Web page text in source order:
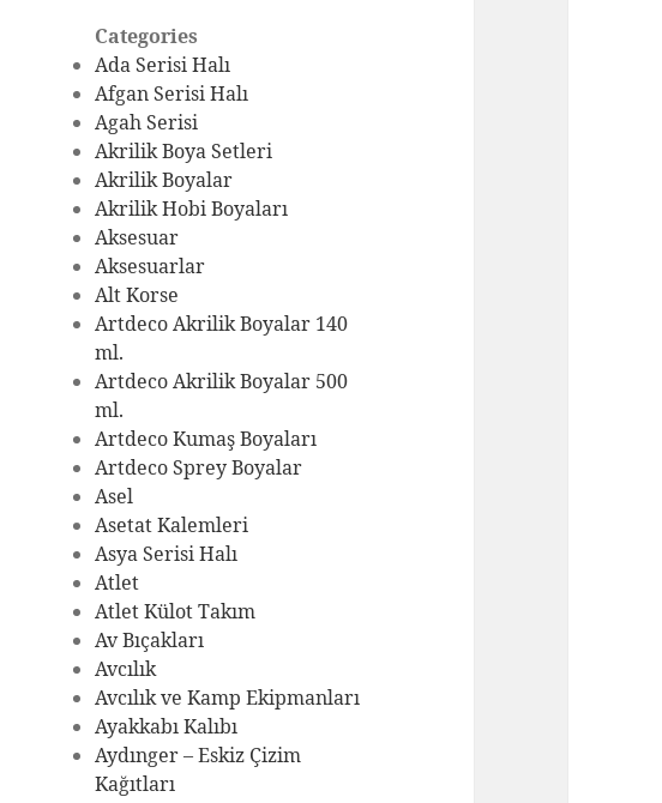
Categories
Ada Serisi Halı
Afgan Serisi Halı
Agah Serisi
Akrilik Boya Setleri
Akrilik Boyalar
Akrilik Hobi Boyaları
Aksesuar
Aksesuarlar
Alt Korse
Artdeco Akrilik Boyalar 140
ml.
Artdeco Akrilik Boyalar 500
ml.
Artdeco Kumaş Boyaları
Artdeco Sprey Boyalar
Asel
Asetat Kalemleri
Asya Serisi Halı
Atlet
Atlet Külot Takım
Av Bıçakları
Avcılık
Avcılık ve Kamp Ekipmanları
Ayakkabı Kalıbı
Aydınger – Eskiz Çizim
Kağıtları